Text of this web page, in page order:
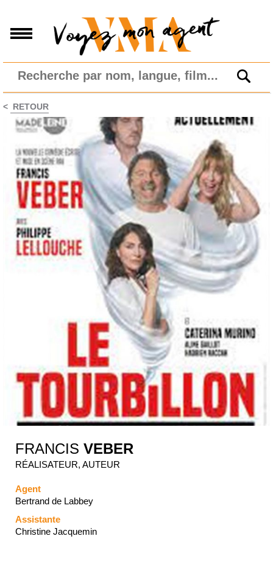
< RETOUR
FRANCIS VEBER
RÉALISATEUR, AUTEUR
Agent
Bertrand de Labbey
Assistante
Christine Jacquemin